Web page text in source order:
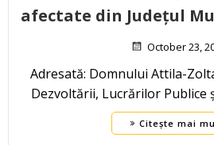
afectate din Județul
October 23,
Adresată: Domnului Attila-
Dezvoltării, Lucrărilor Publice
Citește mai